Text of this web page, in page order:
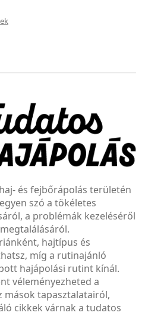
és fejbőrápolás területén
szó a tökéletes
a problémák kezeléséről
hajtípus és
míg a rutinajánló
hajápolási rutint kínál.
véleményezheted a
mások tapasztalatairól,
cikkek várnak a tudatos